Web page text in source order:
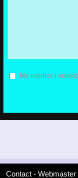
Me notifier
Contact - Webmaster